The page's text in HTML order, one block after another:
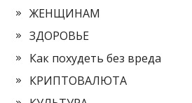
ЖЕНЩИНАМ
ЗДОРОВЬЕ
Как похудеть без вреда
КРИПТОВАЛЮТА